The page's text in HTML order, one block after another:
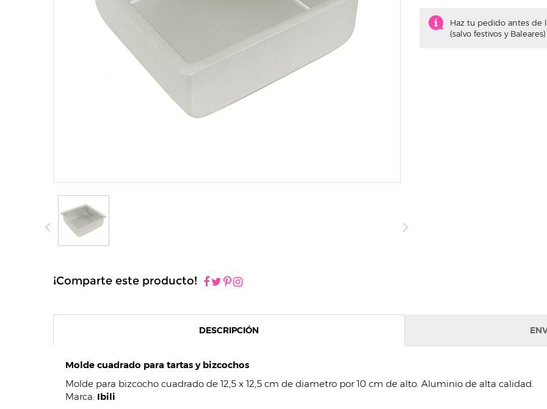
¡Comparte este producto!
Haz tu pedido antes de
(salvo festivos y Baleares)
DESCRIPCIÓN
Molde cuadrado para tartas y bizcochos
Molde para bizcocho cuadrado de 12,5 x 12,5 cm de diametro por 10 cm de alto. Aluminio de alta calidad.
Marca: Ibili